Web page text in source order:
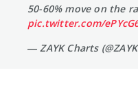
50-60% move on the
pic.twitter.com/
— ZAYK Charts